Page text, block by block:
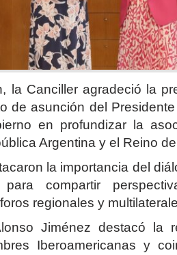
la Canciller agradeció la
de asunción del
en profundizar la
Argentina y el Reino
la importancia del
para compartir
regionales y
Jiménez destacó la
Iberoamericanas y